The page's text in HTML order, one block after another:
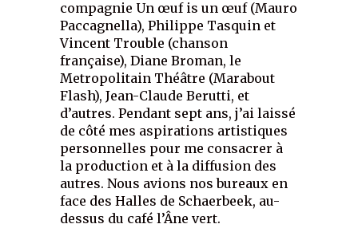
compagnie Un œuf is un œuf (Mauro
Paccagnella), Philippe Tasquin et
Vincent Trouble (chanson
française), Diane Broman, le
Metropolitain Théâtre (Marabout
Flash), Jean-Claude Berutti, et
d’autres. Pendant sept ans, j’ai laissé
de côté mes aspirations artistiques
personnelles pour me consacrer à
la production et à la diffusion des
autres. Nous avions nos bureaux en
face des Halles de Schaerbeek, au-
dessus du café l’Âne vert.